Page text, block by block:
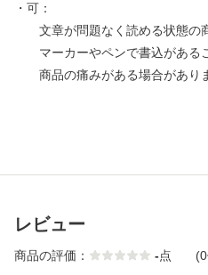
・可：
文章が問題なく読める状態の商
マーカーやペンで書込があるこ
商品の痛みがある場合がありま
レビュー
商品の評価： -点